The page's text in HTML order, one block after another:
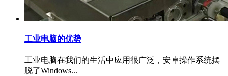
工业电脑的优势
工业电脑在我们的生活中应用很广泛，安卓操作系统摆
脱了Windows...